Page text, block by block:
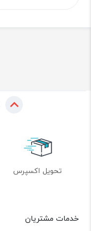
تحویل اکسپرس
خدمات مشتریان